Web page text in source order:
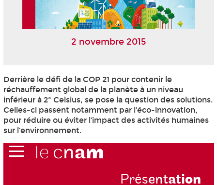
2 novembre 2015
Derrière le défi de la COP 21 pour contenir le
réchauffement global de la planète à un niveau
inférieur à 2° Celsius, se pose la question des solutions.
Celles-ci passent notamment par l’éco-innovation,
pour réduire ou éviter l’impact des activités humaines
sur l’environnement.